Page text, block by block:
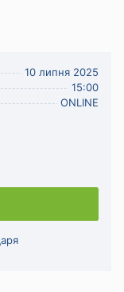
10 липня 2025
15:00
ONLINE